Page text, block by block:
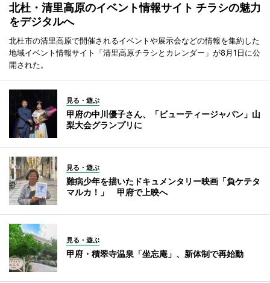
北杜・清里高原のイベント情報サイト チラシの魅力
をデジタルへ
北杜市の清里高原で開催されるイベントや展示会などの情報を集約した
地域イベント情報サイト「清里高原チラシとカレンダー」が8月1日に公
開された。
見る・遊ぶ
甲府の中川優子さん、「ビューティージャパン」山
梨大会グランプリに
見る・遊ぶ
難病少年を描いたドキュメンタリー映画「負ケテタ
マルカ！」 甲府で上映へ
見る・遊ぶ
甲府・積翠寺温泉「坐忘庵」、新体制で再始動